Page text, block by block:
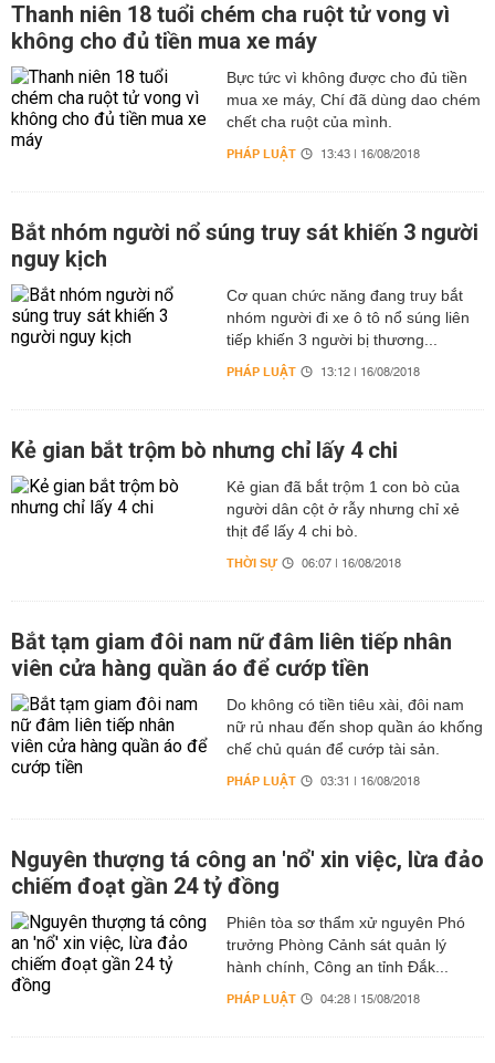
Thanh niên 18 tuổi chém cha ruột tử vong vì
không cho đủ tiền mua xe máy
Bực tức vì không được cho đủ tiền
mua xe máy, Chí đã dùng dao chém
chết cha ruột của mình.
PHÁP LUẬT 13:43 | 16/08/2018
Bắt nhóm người nổ súng truy sát khiến 3 người
nguy kịch
Cơ quan chức năng đang truy bắt
nhóm người đi xe ô tô nổ súng liên
tiếp khiến 3 người bị thương...
PHÁP LUẬT 13:12 | 16/08/2018
Kẻ gian bắt trộm bò nhưng chỉ lấy 4 chi
Kẻ gian đã bắt trộm 1 con bò của
người dân cột ở rẫy nhưng chỉ xẻ
thịt để lấy 4 chi bò.
THỜI SỰ 06:07 | 16/08/2018
Bắt tạm giam đôi nam nữ đâm liên tiếp nhân
viên cửa hàng quần áo để cướp tiền
Do không có tiền tiêu xài, đôi nam
nữ rủ nhau đến shop quần áo khống
chế chủ quán để cướp tài sản.
PHÁP LUẬT 03:31 | 16/08/2018
Nguyên thượng tá công an 'nổ' xin việc, lừa đảo
chiếm đoạt gần 24 tỷ đồng
Phiên tòa sơ thẩm xử nguyên Phó
trưởng Phòng Cảnh sát quản lý
hành chính, Công an tỉnh Đắk...
PHÁP LUẬT 04:28 | 15/08/2018